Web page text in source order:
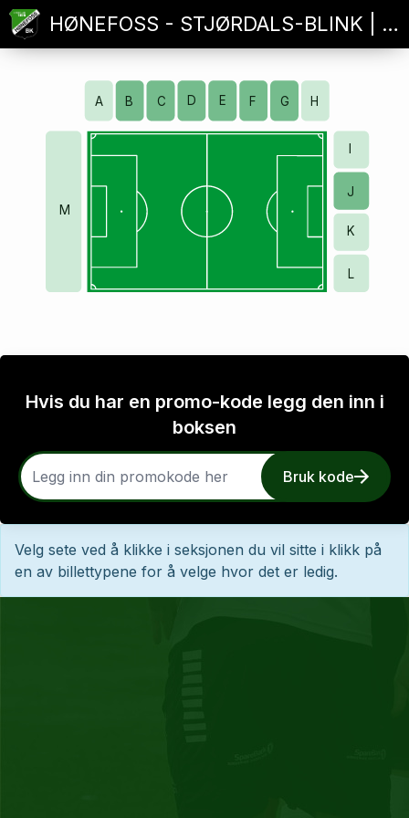
HØNEFOSS - STJØRDALS-BLINK | 2.DIVISJON
A B C D E F G H
J
K
L
M
Hvis du har en promo-kode legg den inn i
boksen
Bruk kode
Velg sete ved å klikke i seksjonen du vil sitte i klikk på
en av billettypene for å velge hvor det er ledig.